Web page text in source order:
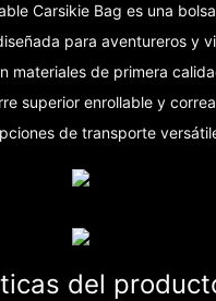
Carsikie Bag es una
para aventureros y
materiales de primera
superior enrollable y
de transporte
del